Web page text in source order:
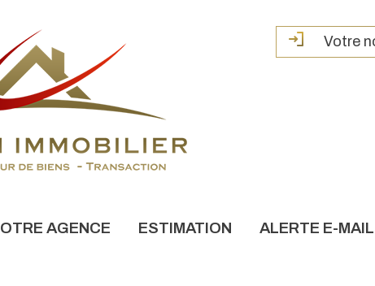
Votre
NOTRE AGENCE ESTIMATION ALERTE E-MAIL